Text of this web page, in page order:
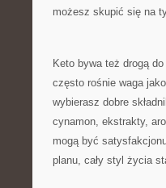
możesz skupić się na
Keto bywa też drogą
często rośnie waga
wybierasz dobre
cynamon, ekstrakty,
mogą być
planu, cały styl życia